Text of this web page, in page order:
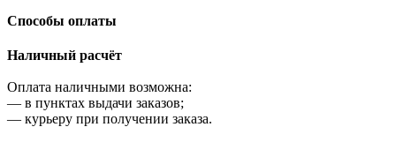
Cпособы оплаты
Наличный расчёт
Оплата наличными возможна:
— в пунктах выдачи заказов;
— курьеру при получении заказа.